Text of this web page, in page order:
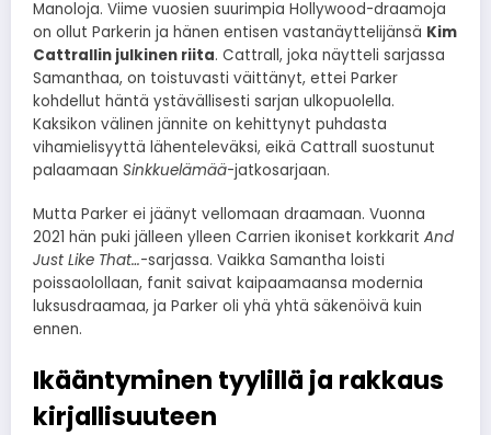
Manoloja. Viime vuosien suurimpia Hollywood-draamoja
on ollut Parkerin ja hänen entisen vastanäyttelijänsä Kim
Cattrallin julkinen riita. Cattrall, joka näytteli sarjassa
Samanthaa, on toistuvasti väittänyt, ettei Parker
kohdellut häntä ystävällisesti sarjan ulkopuolella.
Kaksikon välinen jännite on kehittynyt puhdasta
vihamielisyyttä lähenteleväksi, eikä Cattrall suostunut
palaamaan Sinkkuelämää-jatkosarjaan.
Mutta Parker ei jäänyt vellomaan draamaan. Vuonna
2021 hän puki jälleen ylleen Carrien ikoniset korkkarit And
Just Like That…-sarjassa. Vaikka Samantha loisti
poissaolollaan, fanit saivat kaipaamaansa modernia
luksusdraamaa, ja Parker oli yhä yhtä säkenöivä kuin
ennen.
Ikääntyminen tyylillä ja rakkaus
kirjallisuuteen